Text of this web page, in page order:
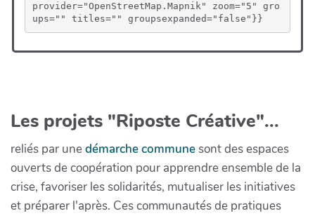
provider="OpenStreetMap.Mapnik" zoom="5" gro
ups="" titles="" groupsexpanded="false"}}
Les projets "Riposte Créative"...
reliés par unedémarche communesont des espaces
ouverts de coopération pour apprendre ensemble de la
crise, favoriser les solidarités, mutualiser les initiatives
et préparer l'après. Ces communautés de pratiques